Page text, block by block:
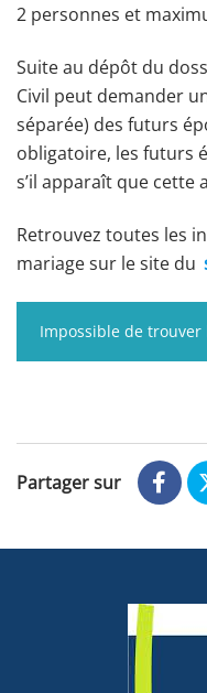
2 personnes et
Suite au dépôt du
Civil peut demander
séparée) des futurs
obligatoire, les futurs
s’il apparaît que cette
Retrouvez toutes les
mariage sur le site du
Impossible de trouver
Partager sur